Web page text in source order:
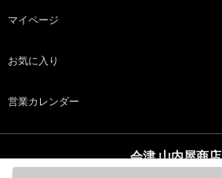
マイページ
お気に入り
営業カレンダー
会津 山内屋商店